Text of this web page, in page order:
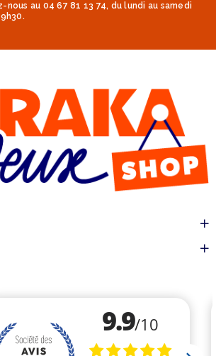
au 04 67 81 13 74, du lundi au samedi